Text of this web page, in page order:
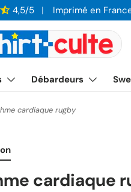
AU CONTENU
4,5/5 Imprimé en
Débardeurs
cardiaque rugby
cardiaque